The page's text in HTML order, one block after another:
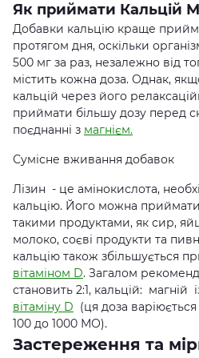
Як приймати Кальцій
Добавки кальцію краще
протягом дня, оскільки
500 мг за раз, незалежно від
містить кожна доза. Однак,
кальцій через його
приймати більшу дозу перед
поєднанні з магнієм.
Сумісне вживання добавок
Лізин - це амінокислота,
кальцію. Його можна
такими продуктами, як сир,
молоко, соєві продукти та
кальцію також збільшується
вітаміном D. Загалом
становить 2:1, кальцій: магній
вітаміну D (ця доза
100 до 1000 МО).
Застереження та